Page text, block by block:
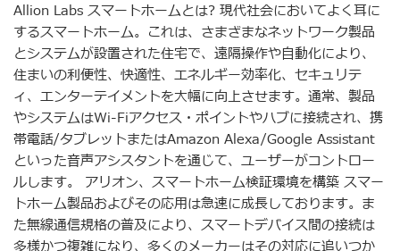
Allion Labs スマートホームとは? 現代社会においてよく耳に
するスマートホーム。これは、さまざまなネットワーク製品
とシステムが設置された住宅で、遠隔操作や自動化により、
住まいの利便性、快適性、エネルギー効率化、セキュリテ
ィ、エンターテイメントを大幅に向上させます。通常、製品
やシステムはWi-Fiアクセス・ポイントやハブに接続され、携
帯電話/タブレットまたはAmazon Alexa/Google Assistant
といった音声アシスタントを通じて、ユーザーがコントロー
ルします。 アリオン、スマートホーム検証環境を構築 スマー
トホーム製品およびその応用は急速に成長しております。ま
た無線通信規格の普及により、スマートデバイス間の接続は